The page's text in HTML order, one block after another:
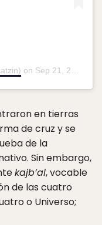
on Sep 21, 2015 at 5:24pm PDT
en tierras
de cruz y se
de la
Sin embargo,
kajb’al, vocable
de las cuatro
o Universo;